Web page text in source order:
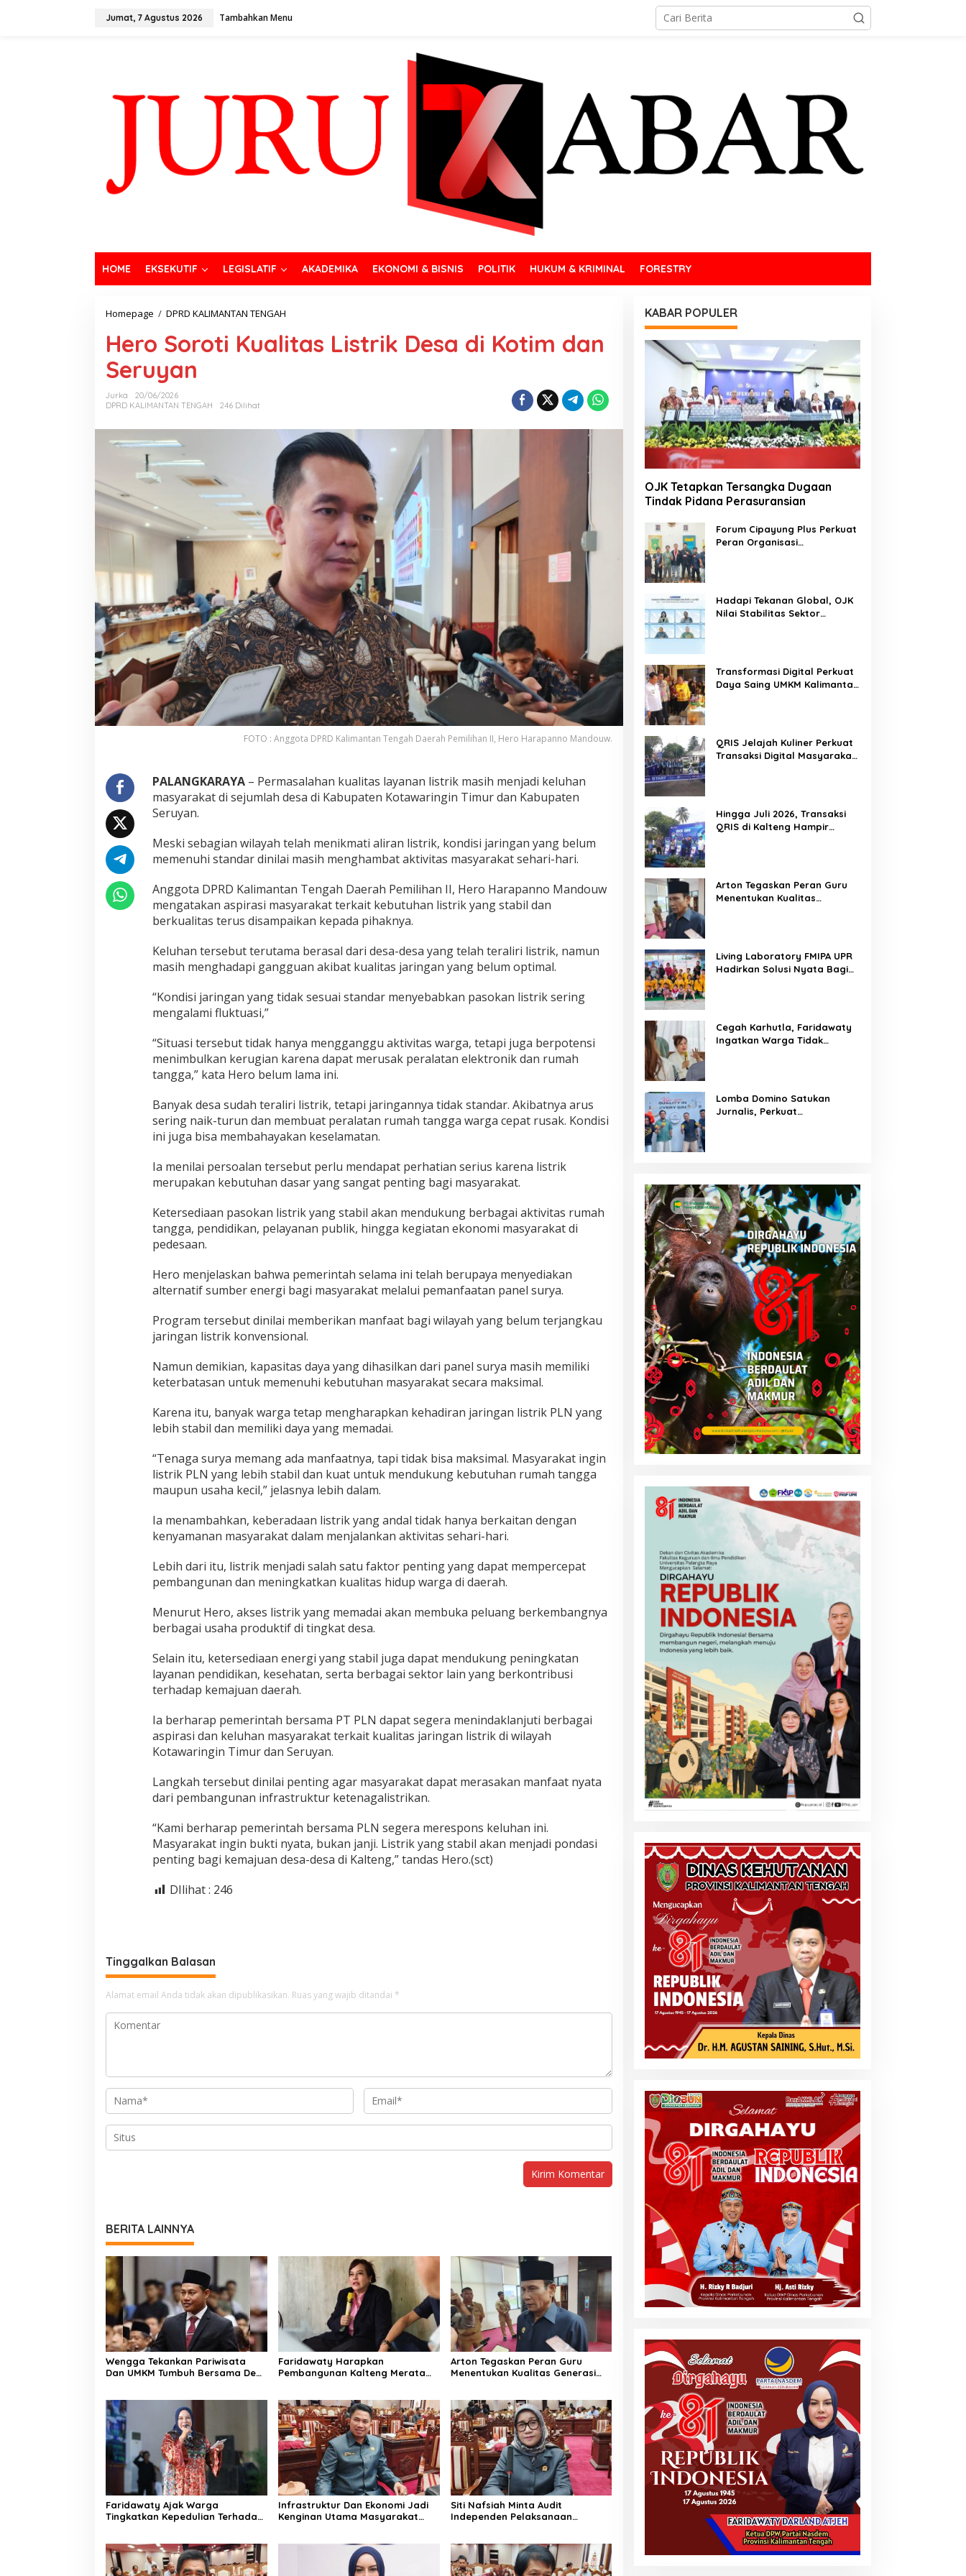
Jumat, 7 Agustus 2026 Tambahkan Menu
HOME EKSEKUTIF LEGISLATIF AKADEMIKA EKONOMI & BISNIS POLITIK HUKUM & KRIMINAL FORESTRY
Homepage / DPRD KALIMANTAN TENGAH
Hero Soroti Kualitas Listrik Desa di Kotim dan
Seruyan
Jurka
20/06/2026
DPRD KALIMANTAN TENGAH
246 Dilihat
FOTO : Anggota DPRD Kalimantan Tengah Daerah Pemilihan II, Hero Harapanno Mandouw.
PALANGKARAYA– Permasalahan kualitas layanan listrik masih menjadi keluhan
masyarakat di sejumlah desa di Kabupaten Kotawaringin Timur dan Kabupaten
Seruyan.
Meski sebagian wilayah telah menikmati aliran listrik, kondisi jaringan yang belum
memenuhi standar dinilai masih menghambat aktivitas masyarakat sehari-hari.
Anggota DPRD Kalimantan Tengah Daerah Pemilihan II, Hero Harapanno Mandouw
mengatakan aspirasi masyarakat terkait kebutuhan listrik yang stabil dan
berkualitas terus disampaikan kepada pihaknya.
Keluhan tersebut terutama berasal dari desa-desa yang telah teraliri listrik, namun
masih menghadapi gangguan akibat kualitas jaringan yang belum optimal.
“Kondisi jaringan yang tidak sesuai standar menyebabkan pasokan listrik sering
mengalami fluktuasi,”
“Situasi tersebut tidak hanya mengganggu aktivitas warga, tetapi juga berpotensi
menimbulkan kerugian karena dapat merusak peralatan elektronik dan rumah
tangga,” kata Hero belum lama ini.
Banyak desa sudah teraliri listrik, tetapi jaringannya tidak standar. Akibatnya arus
sering naik-turun dan membuat peralatan rumah tangga warga cepat rusak. Kondisi
ini juga bisa membahayakan keselamatan.
Ia menilai persoalan tersebut perlu mendapat perhatian serius karena listrik
merupakan kebutuhan dasar yang sangat penting bagi masyarakat.
Ketersediaan pasokan listrik yang stabil akan mendukung berbagai aktivitas rumah
tangga, pendidikan, pelayanan publik, hingga kegiatan ekonomi masyarakat di
pedesaan.
Hero menjelaskan bahwa pemerintah selama ini telah berupaya menyediakan
alternatif sumber energi bagi masyarakat melalui pemanfaatan panel surya.
Program tersebut dinilai memberikan manfaat bagi wilayah yang belum terjangkau
jaringan listrik konvensional.
Namun demikian, kapasitas daya yang dihasilkan dari panel surya masih memiliki
keterbatasan untuk memenuhi kebutuhan masyarakat secara maksimal.
Karena itu, banyak warga tetap mengharapkan kehadiran jaringan listrik PLN yang
lebih stabil dan memiliki daya yang memadai.
“Tenaga surya memang ada manfaatnya, tapi tidak bisa maksimal. Masyarakat ingin
listrik PLN yang lebih stabil dan kuat untuk mendukung kebutuhan rumah tangga
maupun usaha kecil,” jelasnya lebih dalam.
Ia menambahkan, keberadaan listrik yang andal tidak hanya berkaitan dengan
kenyamanan masyarakat dalam menjalankan aktivitas sehari-hari.
Lebih dari itu, listrik menjadi salah satu faktor penting yang dapat mempercepat
pembangunan dan meningkatkan kualitas hidup warga di daerah.
Menurut Hero, akses listrik yang memadai akan membuka peluang berkembangnya
berbagai usaha produktif di tingkat desa.
Selain itu, ketersediaan energi yang stabil juga dapat mendukung peningkatan
layanan pendidikan, kesehatan, serta berbagai sektor lain yang berkontribusi
terhadap kemajuan daerah.
Ia berharap pemerintah bersama PT PLN dapat segera menindaklanjuti berbagai
aspirasi dan keluhan masyarakat terkait kualitas jaringan listrik di wilayah
Kotawaringin Timur dan Seruyan.
Langkah tersebut dinilai penting agar masyarakat dapat merasakan manfaat nyata
dari pembangunan infrastruktur ketenagalistrikan.
“Kami berharap pemerintah bersama PLN segera merespons keluhan ini.
Masyarakat ingin bukti nyata, bukan janji. Listrik yang stabil akan menjadi pondasi
penting bagi kemajuan desa-desa di Kalteng,” tandas Hero.(sct)
DIlihat : 246
Tinggalkan Balasan
Alamat email Anda tidak akan dipublikasikan. Ruas yang wajib ditandai *
BERITA LAINNYA
Wengga Tekankan Pariwisata
Dan UMKM Tumbuh Bersama Demi
Faridawaty Harapkan
Pembangunan Kalteng Merata
Arton Tegaskan Peran Guru
Menentukan Kualitas Generasi
Faridawaty Ajak Warga
Tingkatkan Kepedulian Terhadap
Infrastruktur Dan Ekonomi Jadi
Kenginan Utama Masyarakat
Siti Nafsiah Minta Audit
Independen Pelaksanaan
KABAR POPULER
OJK Tetapkan Tersangka Dugaan
Tindak Pidana Perasuransian
Forum Cipayung Plus Perkuat
Peran Organisasi
Hadapi Tekanan Global, OJK
Nilai Stabilitas Sektor
Transformasi Digital Perkuat
Daya Saing UMKM Kalimantan
QRIS Jelajah Kuliner Perkuat
Transaksi Digital Masyarakat
Hingga Juli 2026, Transaksi
QRIS di Kalteng Hampir
Arton Tegaskan Peran Guru
Menentukan Kualitas
Living Laboratory FMIPA UPR
Hadirkan Solusi Nyata Bagi
Cegah Karhutla, Faridawaty
Ingatkan Warga Tidak
Lomba Domino Satukan
Jurnalis, Perkuat